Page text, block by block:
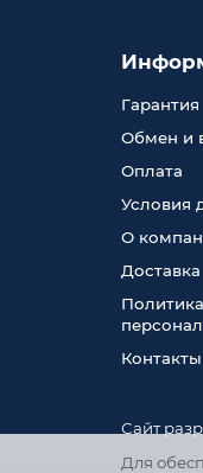
Для
Гарантия
Обмен и
Оплата
Условия
О
Доставка
Контакты
Сайт